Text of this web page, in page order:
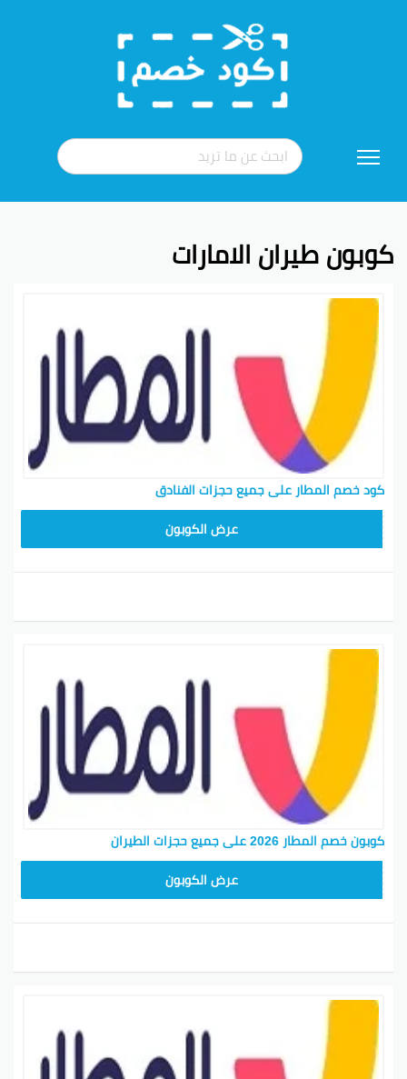
إلى
كوبون طيران الامارات
كود خصم المطار على جميع حجزات الفنادق
عرض الكوبون
كوبون خصم المطار 2026 على جميع حجزات الطيران
عرض الكوبون